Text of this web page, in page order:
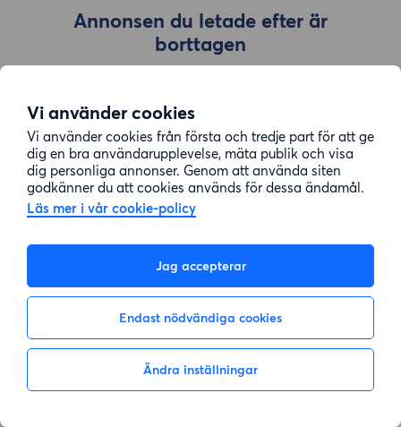
Vi använder cookies
Vi använder cookies från första och tredje part för att ge
dig en bra användarupplevelse, mäta publik och visa
dig personliga annonser. Genom att använda siten
godkänner du att cookies används för dessa ändamål.
Läs mer i vår cookie-policy
Jag accepterar
Endast nödvändiga cookies
Ändra inställningar
Annonsen du letade efter är
borttagen
Gå till sök